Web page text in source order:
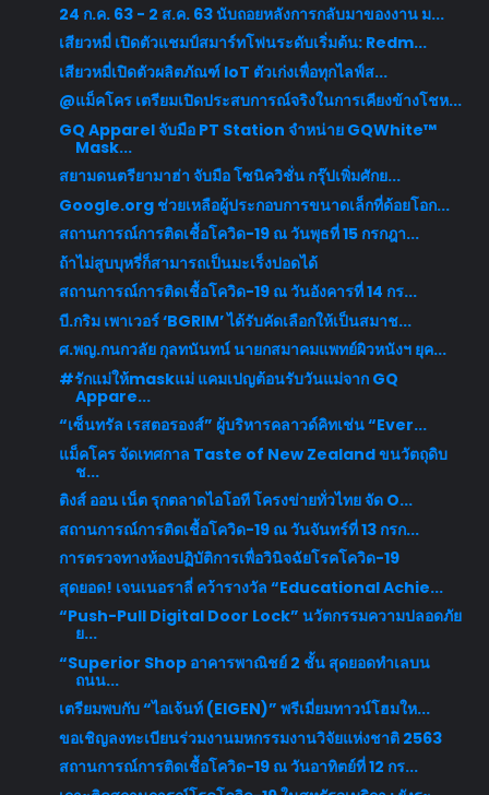
24 ก.ค. 63 - 2 ส.ค. 63 นับถอยหลังการกลับมาของงาน ม...
เสียวหมี่ เปิดตัวแชมป์สมาร์ทโฟนระดับเริ่มต้น: Redm...
เสียวหมี่เปิดตัวผลิตภัณฑ์ IoT ตัวเก่งเพื่อทุกไลฟ์ส...
@แม็คโคร เตรียมเปิดประสบการณ์จริงในการเคียงข้างโชห...
GQ Apparel จับมือ PT Station จำหน่าย GQWhite™
Mask...
สยามดนตรียามาฮ่า จับมือ โซนิควิชั่น กรุ๊ปเพิ่มศักย...
Google.org ช่วยเหลือผู้ประกอบการขนาดเล็กที่ด้อยโอก...
สถานการณ์การติดเชื้อโควิด-19 ณ วันพุธที่ 15 กรกฎา...
ถ้าไม่สูบบุหรี่ก็สามารถเป็นมะเร็งปอดได้
สถานการณ์การติดเชื้อโควิด-19 ณ วันอังคารที่ 14 กร...
บี.กริม เพาเวอร์ ‘BGRIM’ ได้รับคัดเลือกให้เป็นสมาช...
ศ.พญ.กนกวลัย กุลทนันทน์ นายกสมาคมแพทย์ผิวหนังฯ ยุค...
#รักแม่ให้maskแม่ แคมเปญต้อนรับวันแม่จาก GQ
Appare...
“เซ็นทรัล เรสตอรองส์” ผู้บริหารคลาวด์คิทเช่น “Ever...
แม็คโคร จัดเทศกาล Taste of New Zealand ขนวัตถุดิบ
ช...
ติงส์ ออน เน็ต รุกตลาดไอโอที โครงข่ายทั่วไทย จัด O...
สถานการณ์การติดเชื้อโควิด-19 ณ วันจันทร์ที่ 13 กรก...
การตรวจทางห้องปฏิบัติการเพื่อวินิจฉัยโรคโควิด-19
สุดยอด! เจนเนอราลี่ คว้ารางวัล “Educational Achie...
“Push-Pull Digital Door Lock” นวัตกรรมความปลอดภัย
ย...
“Superior Shop อาคารพาณิชย์ 2 ชั้น สุดยอดทำเลบน
ถนน...
เตรียมพบกับ “ไอเจ้นท์ (EIGEN)” พรีเมี่ยมทาวน์โฮมให...
ขอเชิญลงทะเบียนร่วมงานมหกรรมงานวิจัยแห่งชาติ 2563
สถานการณ์การติดเชื้อโควิด-19 ณ วันอาทิตย์ที่ 12 กร...